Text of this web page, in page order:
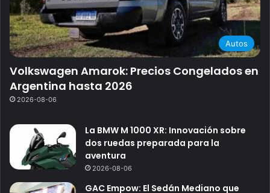
Autos
Volkswagen Amarok: Precios Congelados en
Argentina hasta 2026
2026-08-06
La BMW M 1000 XR: Innovación sobre
dos ruedas preparada para la
aventura
2026-08-06
GAC Empow: El Sedán Mediano que